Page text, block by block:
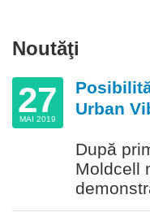
Noutăţi
27
MAI 2019
Urban
După
Moldcell